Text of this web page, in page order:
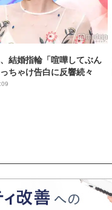
結婚指輪「喧嘩してぶん
ちゃけ告白に反響続々